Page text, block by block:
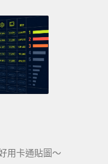
用卡通貼圖～